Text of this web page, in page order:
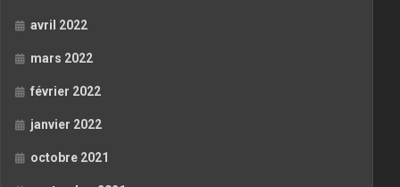
avril 2022
mars 2022
février 2022
janvier 2022
octobre 2021